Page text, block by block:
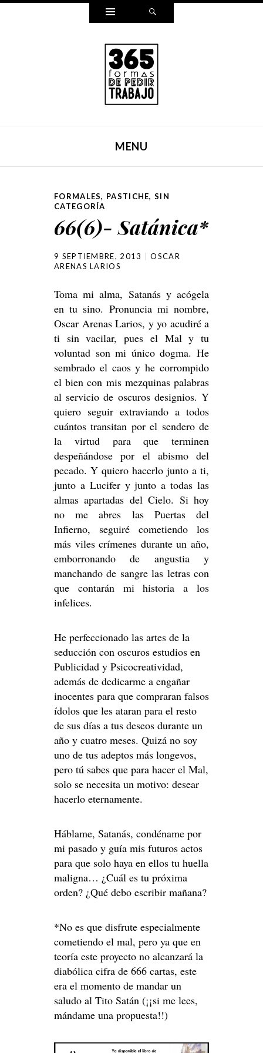
Widgets
MENU
FORMALES, PASTICHE,SIN
CATEGORÍA
66(6)- Satánica*
9 SEPTIEMBRE, 2013
OSCAR
ARENAS LARIOS
Toma mi alma, Satanás y acógela
en tu sino. Pronuncia mi nombre,
Oscar Arenas Larios, y yo acudiré a
ti sin vacilar, pues el Mal y tu
voluntad son mi único dogma. He
sembrado el caos y he corrompido
el bien con mis mezquinas palabras
al servicio de oscuros designios. Y
quiero seguir extraviando a todos
cuántos transitan por el sendero de
la virtud para que terminen
despeñándose por el abismo del
pecado. Y quiero hacerlo junto a ti,
junto a Lucifer y junto a todas las
almas apartadas del Cielo. Si hoy
no me abres las Puertas del
Infierno, seguiré cometiendo los
más viles crímenes durante un año,
emborronando de angustia y
manchando de sangre las letras con
que contarán mi historia a los
infelices.
He perfeccionado las artes de la
seducción con oscuros estudios en
Publicidad y Psicocreatividad,
además de dedicarme a engañar
inocentes para que compraran falsos
ídolos que les ataran para el resto
de sus días a tus deseos durante un
año y cuatro meses. Quizá no soy
uno de tus adeptos más longevos,
pero tú sabes que para hacer el Mal,
solo se necesita un motivo: desear
hacerlo eternamente.
Háblame, Satanás, condéname por
mi pasado y guía mis futuros actos
para que solo haya en ellos tu huella
maligna… ¿Cuál es tu próxima
orden? ¿Qué debo escribir mañana?
*No es que disfrute especialmente
cometiendo el mal, pero ya que en
teoría este proyecto no alcanzará la
diabólica cifra de 666 cartas, este
era el momento de mandar un
saludo al Tito Satán (¡¡si me lees,
mándame una propuesta!!)